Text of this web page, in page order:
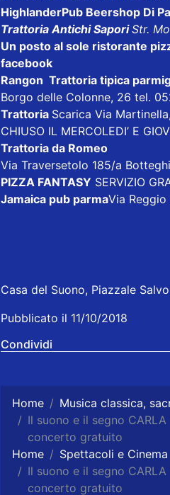
HighlanderPub Beershop Di
Trattoria Antichi SaporiStr.
Un posto al sole ristorante
facebook
Rangon Trattoria tipica
Borgo delle Colonne, 26 tel.
Trattoria Scarica Via
CHIUSO IL MERCOLEDI’ E
Trattoria da Romeo
Via Traversetolo 185/a
PIZZA FANTASY SERVIZIO
Jamaica pub parmaVia
Casa del Suono, Piazzale
Pubblicato il 11/10/2018
Condividi
Home
Musica classica,
Il suono e il segno CARLA
concerto gratuito
Home
Spettacoli e Cinema
Il suono e il segno CARLA
concerto gratuito